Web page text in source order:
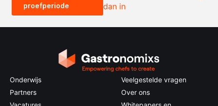
0.5x 1x 2x
proefperiode
dan in
Onderwijs
Partners
Veelgestelde vragen
Over ons